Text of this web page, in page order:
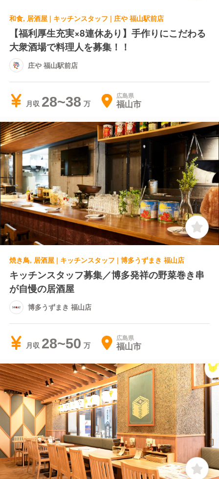
和食, 居酒屋 | キッチンスタッフ | 庄や 福山駅前店
【福利厚生充実×8連休あり】手作りにこだわる
大衆酒場で料理人を募集！！
庄や 福山駅前店
月収 28~38 広島県
福山市
焼き鳥, 居酒屋 | キッチンスタッフ | 博多うずまき 福山店
キッチンスタッフ募集／博多発祥の野菜巻き串
が自慢の居酒屋
博多うずまき 福山店
月収 28~50 広島県
福山市